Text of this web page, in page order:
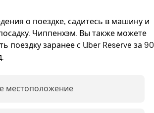
о поездке, садитесь в машину и
Чиппенхэм. Вы также можете
поездку заранее с Uber Reserve за 90
местоположение